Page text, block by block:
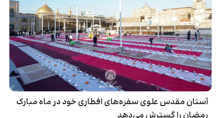
آستان مقدس علوی سفره‌های افطاری خود در ماه مبارک
رمضان را گسترش می‌دهد